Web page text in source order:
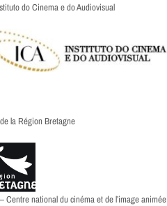
do Cinema e do Audiovisual
la Région Bretagne
Centre national du cinéma et de l’image animée